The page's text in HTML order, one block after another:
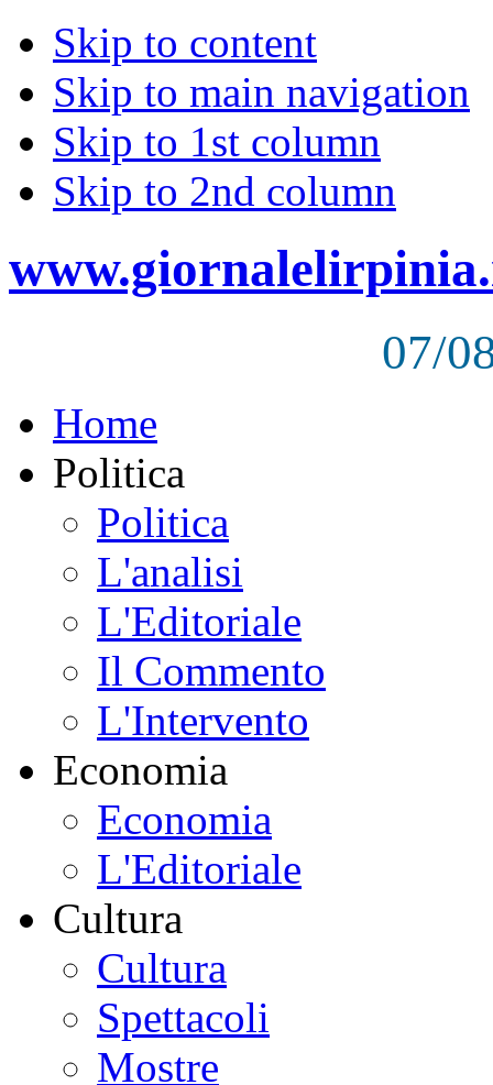
Skip to content
Skip to main navigation
Skip to 1st column
Skip to 2nd column
07/
Home
Politica
Politica
L'analisi
L'Editoriale
Il Commento
L'Intervento
Economia
Economia
L'Editoriale
Cultura
Cultura
Spettacoli
Mostre